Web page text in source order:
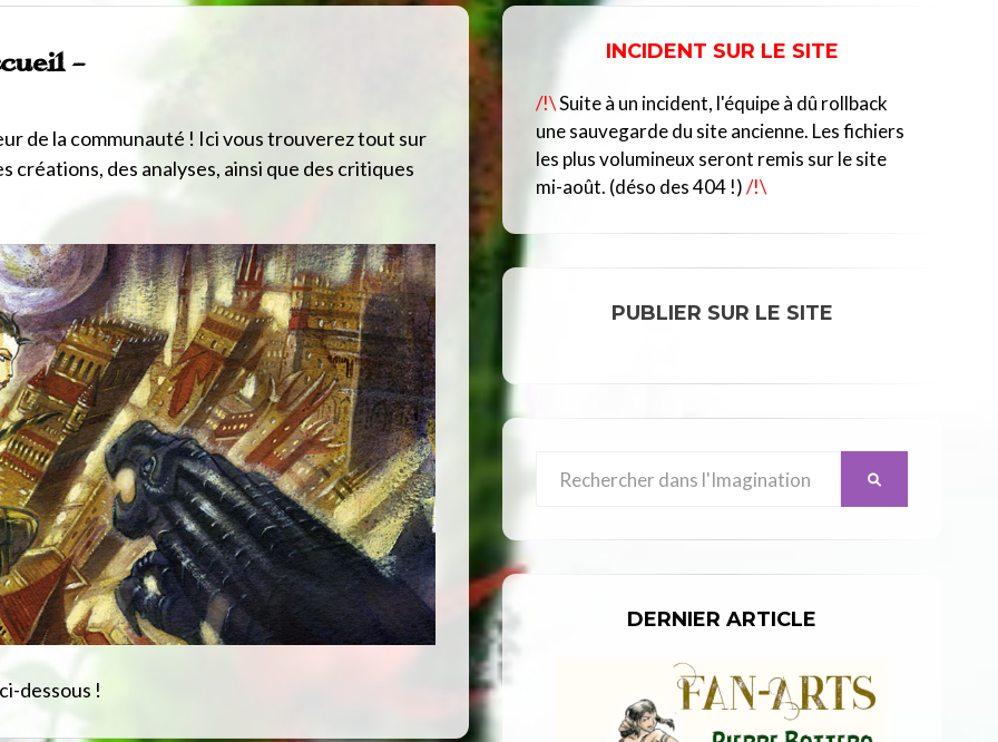
O
E
O
D
U
C
C
-
de la communauté ! Ici vous trouverez tout sur
créations, des analyses, ainsi que des critiques
dessous !
INCIDENT SUR LE SITE
/!\Suite à un incident, l'équipe à dû rollback
une sauvegarde du site ancienne. Les fichiers
les plus volumineux seront remis sur le site
mi-août. (déso des 404 !)/!\
PUBLIER SUR LE SITE
for:
DERNIER ARTICLE